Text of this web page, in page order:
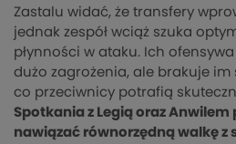
Zastalu widać, że transfery
jednak zespół wciąż szuka
płynności w ataku. Ich
dużo zagrożenia, ale brakuje
co przeciwnicy potrafią
Spotkania z Legią oraz Anwilem
nawiązać równorzędną walkę z